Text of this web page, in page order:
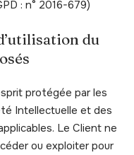
: n° 2016-679)
du
protégée par les
Intellectuelle et des
Le Client ne
ou exploiter pour